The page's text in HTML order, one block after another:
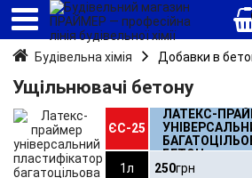
Будівельна хімія
Добавки в
Ущільнювачі бетону
ЄС-25
ЛАТЕКС-
БЕТОН
1л
250грн